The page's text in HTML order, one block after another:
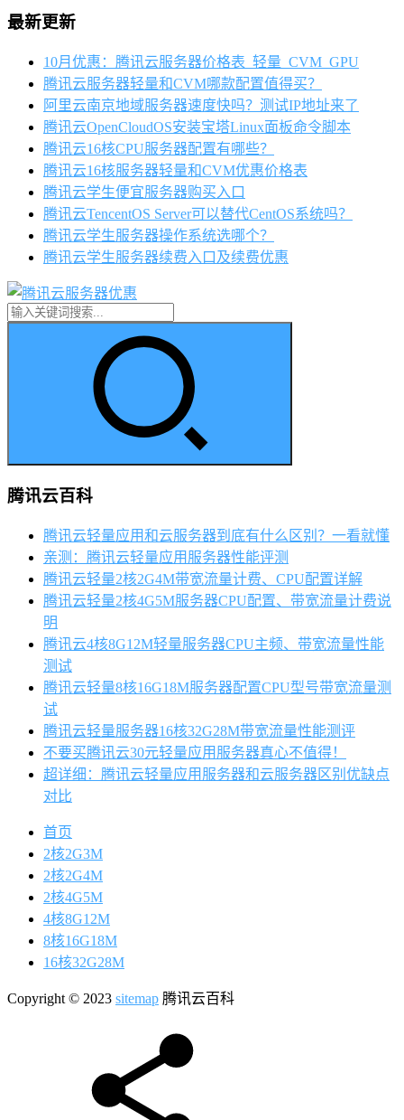
最新更新
10月优惠：腾讯云服务器价格表_轻量_CVM_GPU
腾讯云服务器轻量和CVM哪款配置值得买？
阿里云南京地域服务器速度快吗？测试IP地址来了
腾讯云OpenCloudOS安装宝塔Linux面板命令脚本
腾讯云16核CPU服务器配置有哪些？
腾讯云16核服务器轻量和CVM优惠价格表
腾讯云学生便宜服务器购买入口
腾讯云TencentOS Server可以替代CentOS系统吗？
腾讯云学生服务器操作系统选哪个？
腾讯云学生服务器续费入口及续费优惠
腾讯云百科
腾讯云轻量应用和云服务器到底有什么区别？一看就懂
亲测：腾讯云轻量应用服务器性能评测
腾讯云轻量2核2G4M带宽流量计费、CPU配置详解
腾讯云轻量2核4G5M服务器CPU配置、带宽流量计费说
明
腾讯云4核8G12M轻量服务器CPU主频、带宽流量性能
测试
腾讯云轻量8核16G18M服务器配置CPU型号带宽流量测
试
腾讯云轻量服务器16核32G28M带宽流量性能测评
不要买腾讯云30元轻量应用服务器真心不值得！
超详细：腾讯云轻量应用服务器和云服务器区别优缺点
对比
首页
2核2G3M
2核2G4M
2核4G5M
4核8G12M
8核16G18M
16核32G28M
Copyright © 2023 sitemap 腾讯云百科